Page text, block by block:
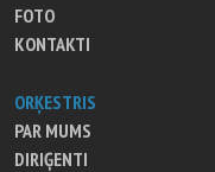
FOTO
KONTAKTI
ORĶESTRIS
PAR MUMS
DIRIĢENTI